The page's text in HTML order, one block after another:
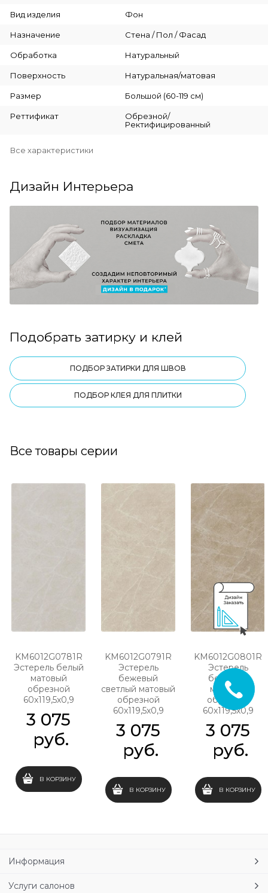
Вид изделия Фон
Назначение Стена / Пол / Фасад
Обработка Натуральный
Поверхность Натуральная/матовая
Размер Большой (60-119 см)
Реттификат
Обрезной/
Ректифицированный
Все характеристики
Дизайн Интерьера
Подобрать затирку и клей
ПОДБОР ЗАТИРКИ ДЛЯ ШВОВ
ПОДБОР КЛЕЯ ДЛЯ ПЛИТКИ
Все товары серии
KM6012G0781R
Эстерель белый
матовый
обрезной
60x119,5x0,9
3 075
руб.
В КОРЗИНУ
KM6012G0791R
Эстерель
бежевый
светлый матовый
обрезной
60x119,5x0,9
3 075
руб.
В КОРЗИНУ
KM6012G0801R
Эстерель
бежевый
матовый
обрезной
60x119,5x0,9
3 075
руб.
В КОРЗИНУ
Информация
Услуги салонов